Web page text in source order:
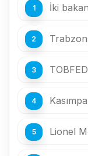
İki
Lionel